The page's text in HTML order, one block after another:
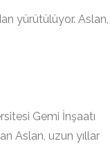
yürütülüyor. Aslan,
Gemi İnşaatı
Aslan, uzun yıllar